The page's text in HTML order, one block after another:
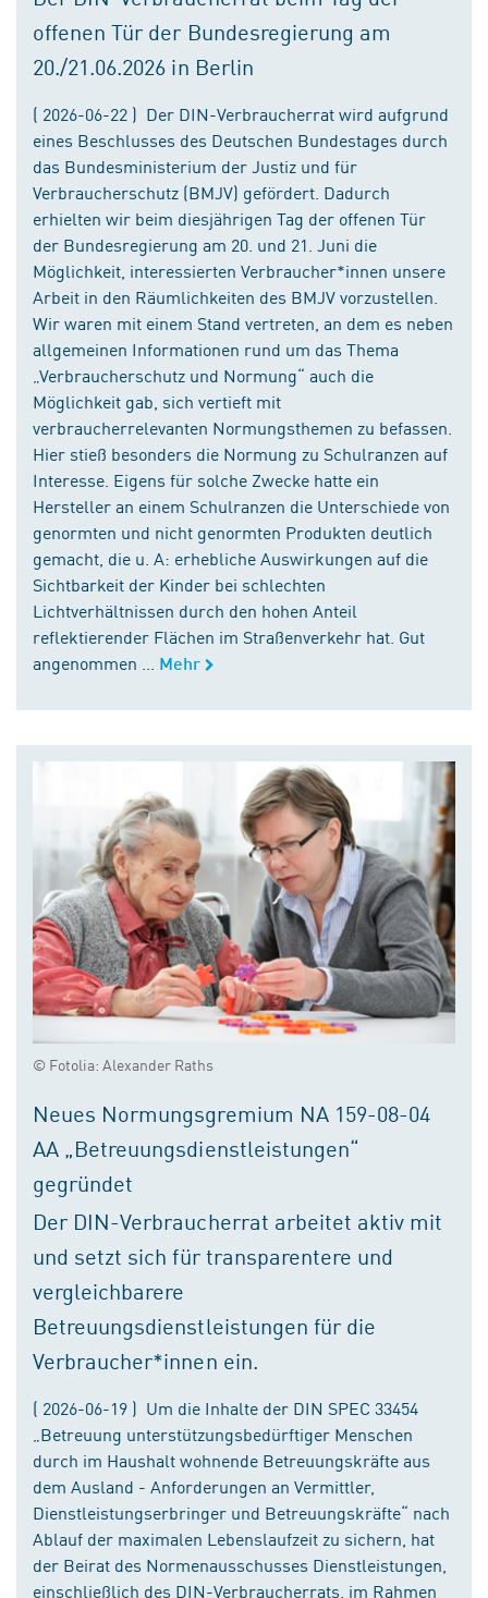
offenen Tür der Bundesregierung am
20./21.06.2026 in Berlin
( 2026-06-22 ) Der DIN-Verbraucherrat wird aufgrund
eines Beschlusses des Deutschen Bundestages durch
das Bundesministerium der Justiz und für
Verbraucherschutz (BMJV) gefördert. Dadurch
erhielten wir beim diesjährigen Tag der offenen Tür
der Bundesregierung am 20. und 21. Juni die
Möglichkeit, interessierten Verbraucher*innen unsere
Arbeit in den Räumlichkeiten des BMJV vorzustellen.
Wir waren mit einem Stand vertreten, an dem es neben
allgemeinen Informationen rund um das Thema
„Verbraucherschutz und Normung“ auch die
Möglichkeit gab, sich vertieft mit
verbraucherrelevanten Normungsthemen zu befassen.
Hier stieß besonders die Normung zu Schulranzen auf
Interesse. Eigens für solche Zwecke hatte ein
Hersteller an einem Schulranzen die Unterschiede von
genormten und nicht genormten Produkten deutlich
gemacht, die u. A: erhebliche Auswirkungen auf die
Sichtbarkeit der Kinder bei schlechten
Lichtverhältnissen durch den hohen Anteil
reflektierender Flächen im Straßenverkehr hat. Gut
angenommen ...
Mehr
© Fotolia: Alexander Raths
Neues Normungsgremium NA 159-08-04
AA „Betreuungsdienstleistungen“
gegründet
Der DIN-Verbraucherrat arbeitet aktiv mit
und setzt sich für transparentere und
vergleichbarere
Betreuungsdienstleistungen für die
Verbraucher*innen ein.
( 2026-06-19 ) Um die Inhalte der DIN SPEC 33454
„Betreuung unterstützungsbedürftiger Menschen
durch im Haushalt wohnende Betreuungskräfte aus
dem Ausland - Anforderungen an Vermittler,
Dienstleistungserbringer und Betreuungskräfte“ nach
Ablauf der maximalen Lebenslaufzeit zu sichern, hat
der Beirat des Normenausschusses Dienstleistungen,
einschließlich des DIN-Verbraucherrats, im Rahmen